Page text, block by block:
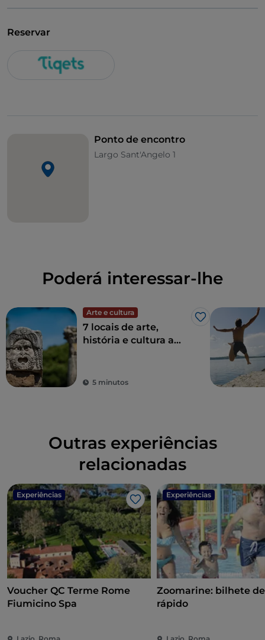
Reservar
Ponto de encontro
Largo Sant'Angelo 1
Poderá interessar-lhe
Arte e cultura
Gosto
7 locais de arte,
história e cultura a
5 minutos
Outras experiências
relacionadas
Experiências
Gosto
Voucher QC Terme Rome
Fiumicino Spa
Experiências
Zoomarine: bilhete de
rápido